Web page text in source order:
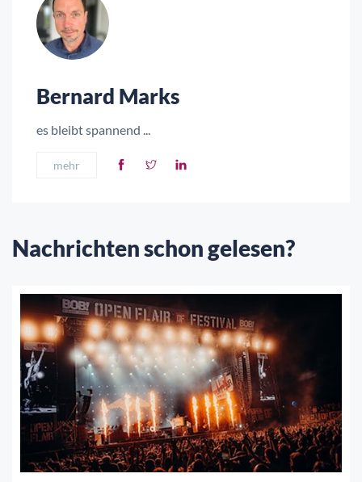
Bernard Marks
es bleibt spannend ...
mehr
Nachrichten schon gelesen?